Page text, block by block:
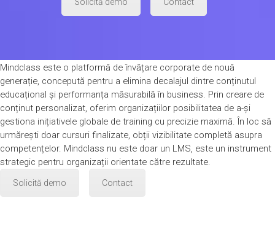
Mindclass este o platformă de învățare corporate de nouă
generație, concepută pentru a elimina decalajul dintre conținutul
educațional și performanța măsurabilă în business. Prin creare de
conținut personalizat, oferim organizațiilor posibilitatea de a-și
gestiona inițiativele globale de training cu precizie maximă. În loc să
urmărești doar cursuri finalizate, obții vizibilitate completă asupra
competențelor. Mindclass nu este doar un LMS, este un instrument
strategic pentru organizații orientate către rezultate.
Solicită demo Contact